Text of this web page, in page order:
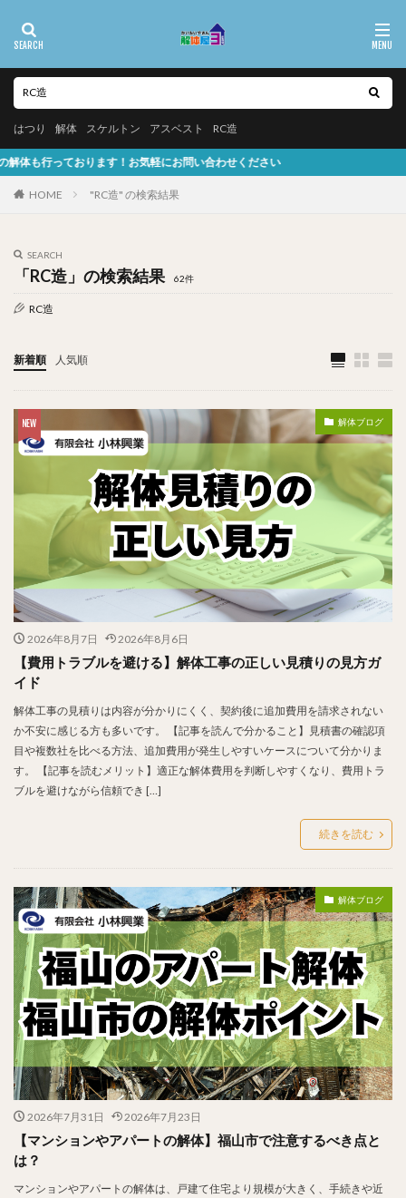
はつり 解体 スケルトン アスベスト RC造
にお問い合わせください
HOME "RC造" の検索結果
SEARCH
「RC造」の検索結果 62件
RC造
新着順 人気順
解体ブログ
2026年8月7日 2026年8月6日
【費用トラブルを避ける】解体工事の正しい見積りの見方ガ
イド
解体工事の見積りは内容が分かりにくく、契約後に追加費用を請求されない
か不安に感じる方も多いです。 【記事を読んで分かること】見積書の確認項
目や複数社を比べる方法、追加費用が発生しやすいケースについて分かりま
す。 【記事を読むメリット】適正な解体費用を判断しやすくなり、費用トラ
ブルを避けながら信頼でき […]
続きを読む
解体ブログ
2026年7月31日 2026年7月23日
【マンションやアパートの解体】福山市で注意するべき点と
は？
マンションやアパートの解体は、戸建て住宅より規模が大きく、手続きや近